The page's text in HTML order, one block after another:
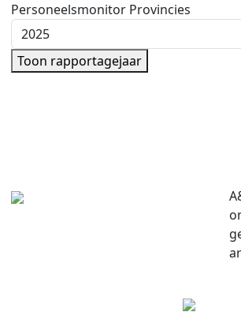
Personeelsmonitor Provincies
Kies rapportagejaar
Toon rapportagejaar